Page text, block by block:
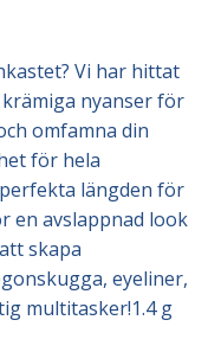
Vi har hittat
nyanser för
omfamna din
för hela
längden för
en avslappnad look
skapa
eyeliner,
multitasker!1.4 g